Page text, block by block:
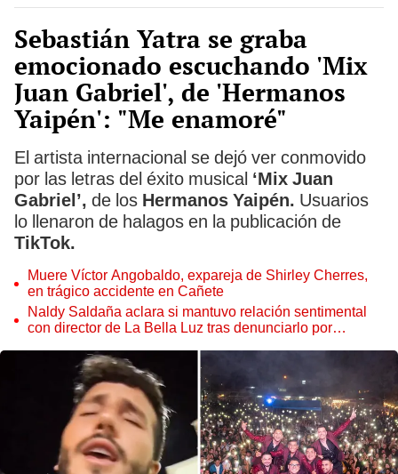
Sebastián Yatra se graba
emocionado escuchando 'Mix
Juan Gabriel', de 'Hermanos
Yaipén': "Me enamoré"
El artista internacional se dejó ver conmovido
por las letras del éxito musical ‘Mix Juan
Gabriel’, de los Hermanos Yaipén. Usuarios
lo llenaron de halagos en la publicación de
TikTok.
Muere Víctor Angobaldo, expareja de Shirley Cherres,
en trágico accidente en Cañete
Naldy Saldaña aclara si mantuvo relación sentimental
con director de La Bella Luz tras denunciarlo por